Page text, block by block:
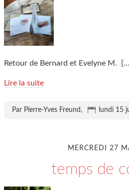
Retour de Bernard et Evelyne M.
Lire la suite
Par Pierre-Yves Freund, lundi 15
MERCREDI 27
temps de